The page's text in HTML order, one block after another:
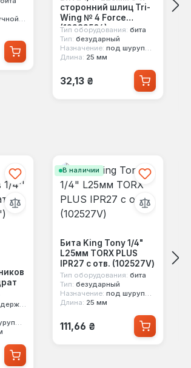
сторонний шлиц Tri-
Wing № 4 Force
(122S2504)
Тип оборудования: бита
Тип: безударный
Назначение: под шуруповерт
Длина: 25 мм
Обычная цена:
32,13 ₴
держатель насадок
В наличии
Бита King Tony 1/4"
L25мм TORX PLUS
IPR27 с отв. (102527V)
Тип оборудования: бита
Тип: безударный
Назначение: под шуруповерт
Длина: 25 мм
Обычная цена:
111,66 ₴